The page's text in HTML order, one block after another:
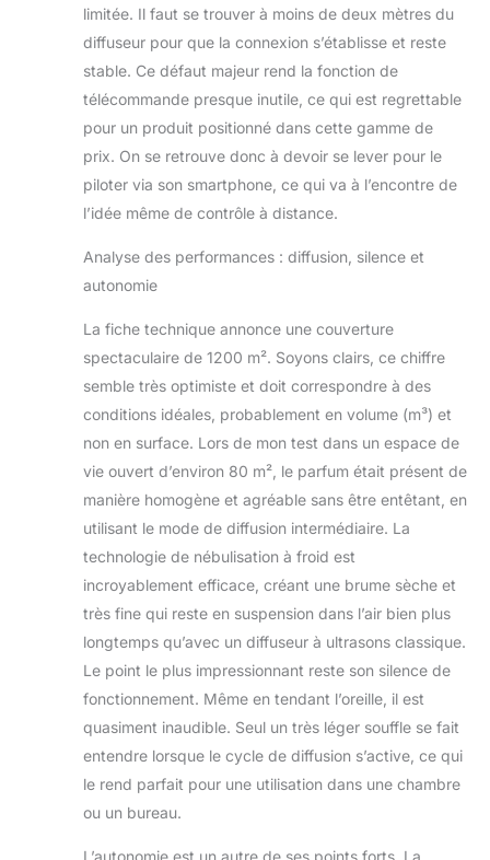
métallique : conçu
avec un corps
en aluminium et
alimenté par une
batterie
rechargeable de
diffuseur allie
élégance moderne
haut de gamme
de travail.
limitée. Il faut se trouver à moins de deux mètres du
diffuseur pour que la connexion s’établisse et reste
stable. Ce défaut majeur rend la fonction de
télécommande presque inutile, ce qui est regrettable
pour un produit positionné dans cette gamme de
prix. On se retrouve donc à devoir se lever pour le
piloter via son smartphone, ce qui va à l’encontre de
l’idée même de contrôle à distance.
Analyse des performances : diffusion, silence et
autonomie
La fiche technique annonce une couverture
spectaculaire de 1200 m². Soyons clairs, ce chiffre
semble très optimiste et doit correspondre à des
conditions idéales, probablement en volume (m³) et
non en surface. Lors de mon test dans un espace de
vie ouvert d’environ 80 m², le parfum était présent de
manière homogène et agréable sans être entêtant, en
utilisant le mode de diffusion intermédiaire. La
technologie de nébulisation à froid est
incroyablement efficace, créant une brume sèche et
très fine qui reste en suspension dans l’air bien plus
longtemps qu’avec un diffuseur à ultrasons classique.
Le point le plus impressionnant reste son silence de
fonctionnement. Même en tendant l’oreille, il est
quasiment inaudible. Seul un très léger souffle se fait
entendre lorsque le cycle de diffusion s’active, ce qui
le rend parfait pour une utilisation dans une chambre
ou un bureau.
L’autonomie est un autre de ses points forts. La